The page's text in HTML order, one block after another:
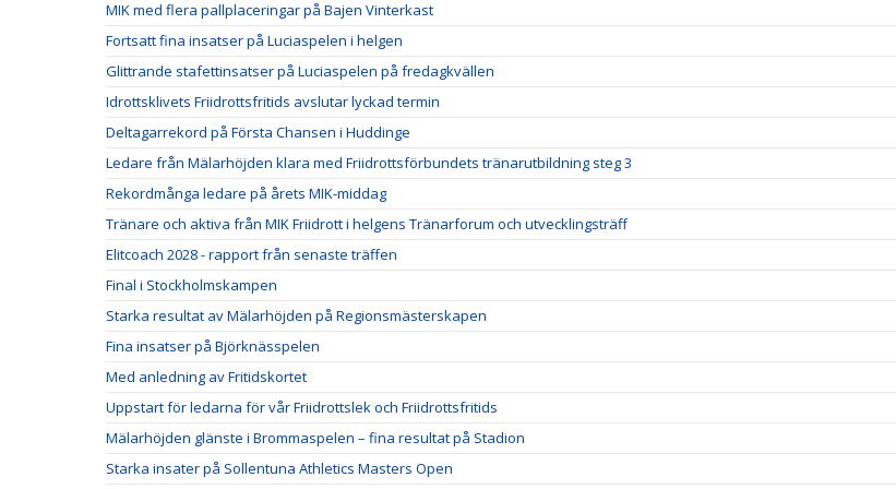
MIK med flera pallplaceringar på Bajen Vinterkast
Fortsatt fina insatser på Luciaspelen i helgen
Glittrande stafettinsatser på Luciaspelen på fredagkvällen
Idrottsklivets Friidrottsfritids avslutar lyckad termin
Deltagarrekord på Första Chansen i Huddinge
Ledare från Mälarhöjden klara med Friidrottsförbundets tränarutbildning steg 3
Rekordmånga ledare på årets MIK-middag
Tränare och aktiva från MIK Friidrott i helgens Tränarforum och utvecklingsträff
Elitcoach 2028 - rapport från senaste träffen
Final i Stockholmskampen
Starka resultat av Mälarhöjden på Regionsmästerskapen
Fina insatser på Björknässpelen
Med anledning av Fritidskortet
Uppstart för ledarna för vår Friidrottslek och Friidrottsfritids
Mälarhöjden glänste i Brommaspelen – fina resultat på Stadion
Starka insater på Sollentuna Athletics Masters Open